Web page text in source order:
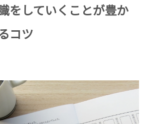
をしていくことが豊か
コツ